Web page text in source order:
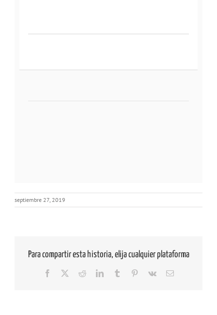
septiembre 27, 2019
Para compartir esta historia, elija cualquier plataforma
Facebook RedditLinkedInTumblr Pinterest
Vk
Correo